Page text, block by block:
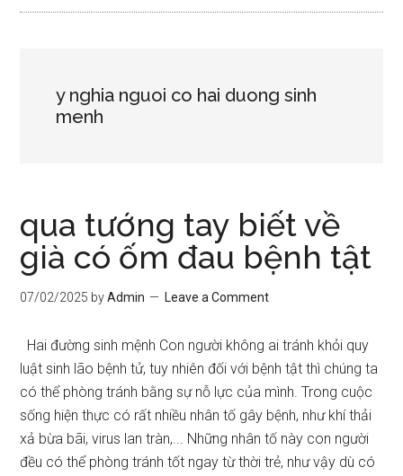
y nghia nguoi co hai duong sinh
menh
qua tướng tay biết về
già có ốm đau bệnh tật
07/02/2025 byAdmin Leave a Comment
Hai đường sinh mệnh Con người không ai tránh khỏi quy
luật sinh lão bệnh tử, tuy nhiên đối với bệnh tật thì chúng ta
có thể phòng tránh bằng sự nỗ lực của mình. Trong cuộc
sống hiện thực có rất nhiều nhân tố gây bệnh, như khí thải
xả bừa bãi, virus lan tràn,... Những nhân tố này con người
đều có thể phòng tránh tốt ngay từ thời trẻ, như vậy dù có